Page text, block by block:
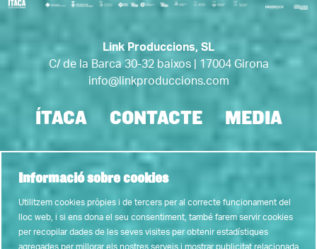
Link Produccions, SL
C/ de la Barca 30-32 baixos | 17004 Girona
info@linkproduccions.com
ÍTACA CONTACTE MEDIA
Link a instagram
Link a youtube
Link a twitter
Link a
Link a
AVIS LEGAL POLITICA DE PRIVACITAT
ÚS DE COOKIES
Informació sobre cookies
Utilitzem cookies pròpies i de tercers per al correcte funcionament del
lloc web, i si ens dona el seu consentiment, també farem servir cookies
per recopilar dades de les seves visites per obtenir estadístiques
agregades per millorar els nostres serveis i mostrar publicitat relacionada